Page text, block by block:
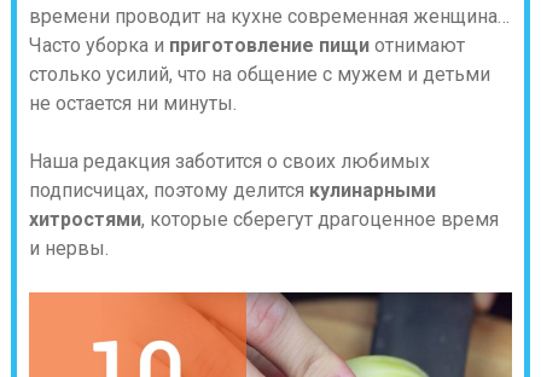
времени проводит на кухне современная женщина…
Часто уборка и приготовление пищиотнимают
столько усилий, что на общение с мужем и детьми
не остается ни минуты.
Наша редакция заботится о своих любимых
подписчицах, поэтому делится кулинарными
хитростями, которые сберегут драгоценное время
и нервы.